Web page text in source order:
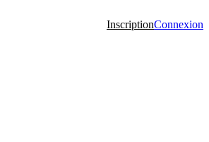
InscriptionConnexion